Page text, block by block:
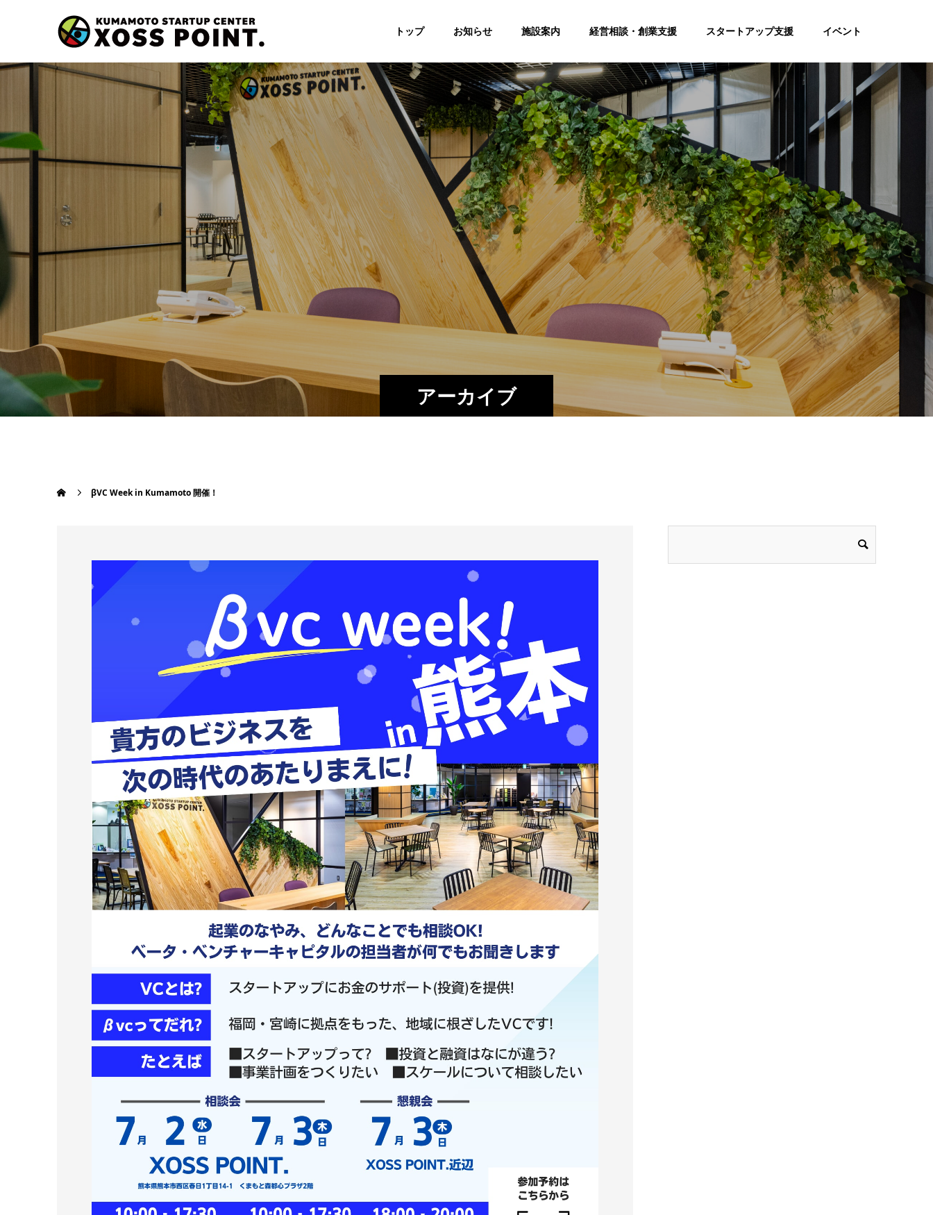
トップ お知らせ 施設案内 経営相談・創業支援 スタートアップ支援 イベント
アーカイブ
βVC Week in Kumamoto 開催！